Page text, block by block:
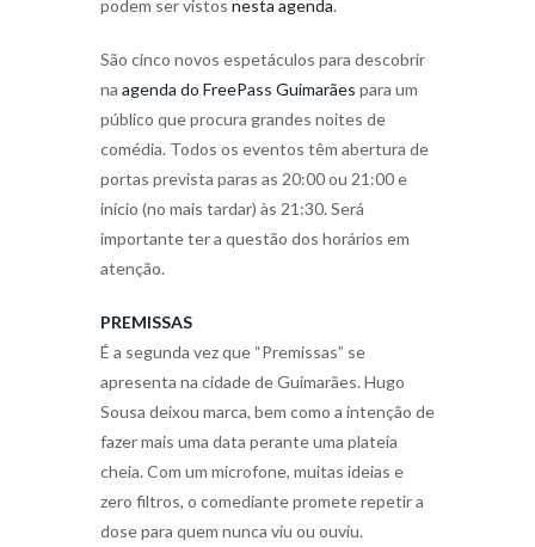
podem ser vistos nesta agenda.
São cinco novos espetáculos para descobrir
na agenda do FreePass Guimarães para um
público que procura grandes noites de
comédia. Todos os eventos têm abertura de
portas prevista paras as 20:00 ou 21:00 e
início (no mais tardar) às 21:30. Será
importante ter a questão dos horários em
atenção.
PREMISSAS
É a segunda vez que “Premissas” se
apresenta na cidade de Guimarães. Hugo
Sousa deixou marca, bem como a intenção de
fazer mais uma data perante uma plateia
cheia. Com um microfone, muitas ideias e
zero filtros, o comediante promete repetir a
dose para quem nunca viu ou ouviu.